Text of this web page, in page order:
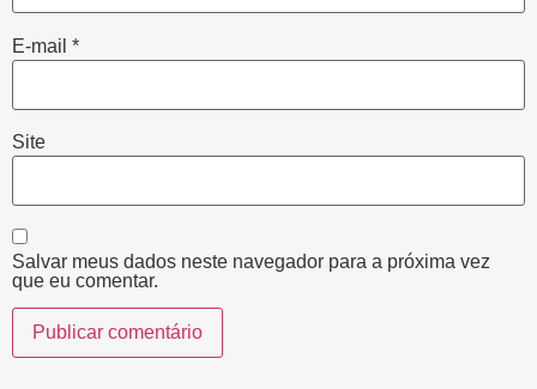
E-mail *
Site
Salvar meus dados neste navegador para a próxima vez
que eu comentar.